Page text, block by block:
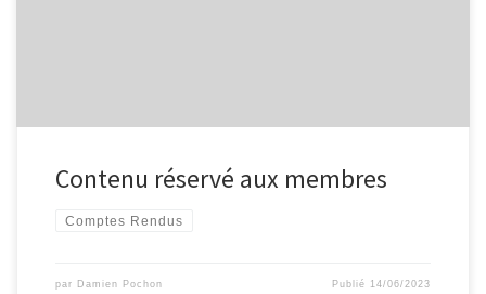
Contenu réservé aux membres
Comptes Rendus
par Damien Pochon Publié 14/06/2023